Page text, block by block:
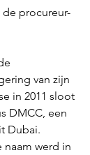
procureur-
van zijn
in 2011 sloot
DMCC, een
Dubai.
werd in